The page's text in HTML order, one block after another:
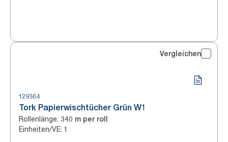
Vergleichen
129364
Tork Papierwischtücher Grün W1
Rollenlänge: 340 m per roll
Einheiten/VE: 1